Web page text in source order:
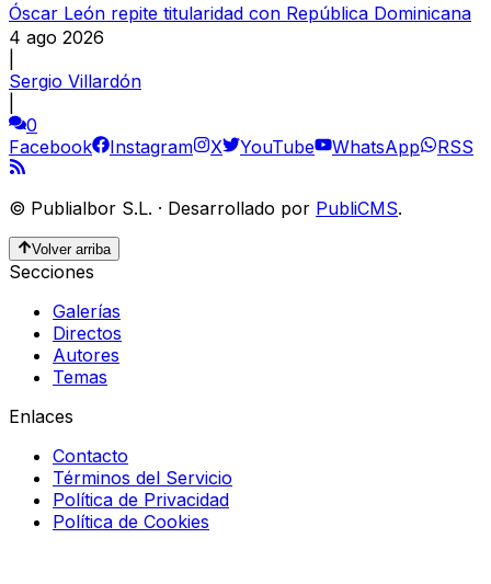
Óscar León repite titularidad con República Dominicana
4 ago 2026
Sergio Villardón
0
Facebook
Instagram X YouTube WhatsApp RSS
© Publialbor S.L. · Desarrollado por PubliCMS.
Volver arriba
Secciones
Galerías
Directos
Autores
Temas
Enlaces
Contacto
Términos del Servicio
Política de Privacidad
Política de Cookies